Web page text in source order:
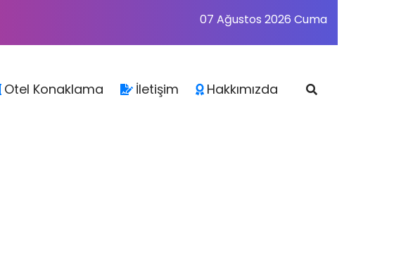
07 Ağustos 2026 Cuma
Otel Konaklama İletişim Hakkımızda